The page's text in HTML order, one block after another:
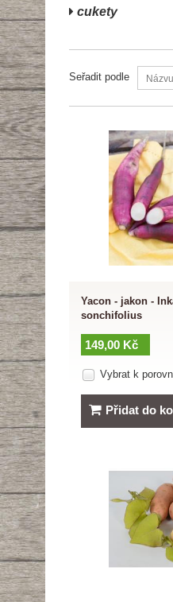
cukety
Seřadit podle
Yacon - jakon -
sonchifolius
149,00 Kč
Vybrat k
Přidat do